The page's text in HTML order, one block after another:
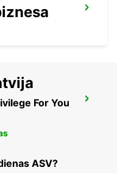
For You
ASV?